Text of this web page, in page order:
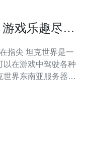
戏乐趣尽在
界是一
以在游戏中驾驶各种
界东南亚服务器为
。玩家可以选择不